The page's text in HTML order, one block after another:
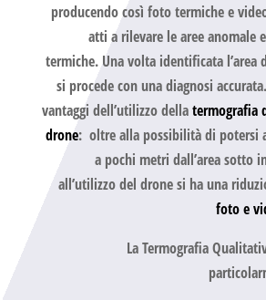
producendo così foto termiche e
atti a rilevare le aree anomale
termiche. Una volta identificata l’area
si procede con una diagnosi
vantaggi dell’utilizzo dellatermografia
drone: oltre alla possibilità di potersi
a pochi metri dall’area sotto
all’utilizzo del drone si ha una
foto e
LaTermografia